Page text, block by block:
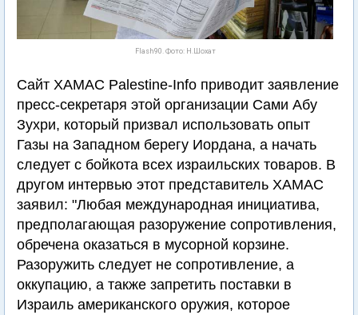
Flash90. Фото: Н.Шохат
Сайт ХАМАС Palestine-Info приводит заявление
пресс-секретаря этой организации Сами Абу
Зухри, который призвал использовать опыт
Газы на Западном берегу Иордана, а начать
следует с бойкота всех израильских товаров. В
другом интервью этот представитель ХАМАС
заявил: "Любая международная инициатива,
предполагающая разоружение сопротивления,
обречена оказаться в мусорной корзине.
Разоружить следует не сопротивление, а
оккупацию, а также запретить поставки в
Израиль американского оружия, которое